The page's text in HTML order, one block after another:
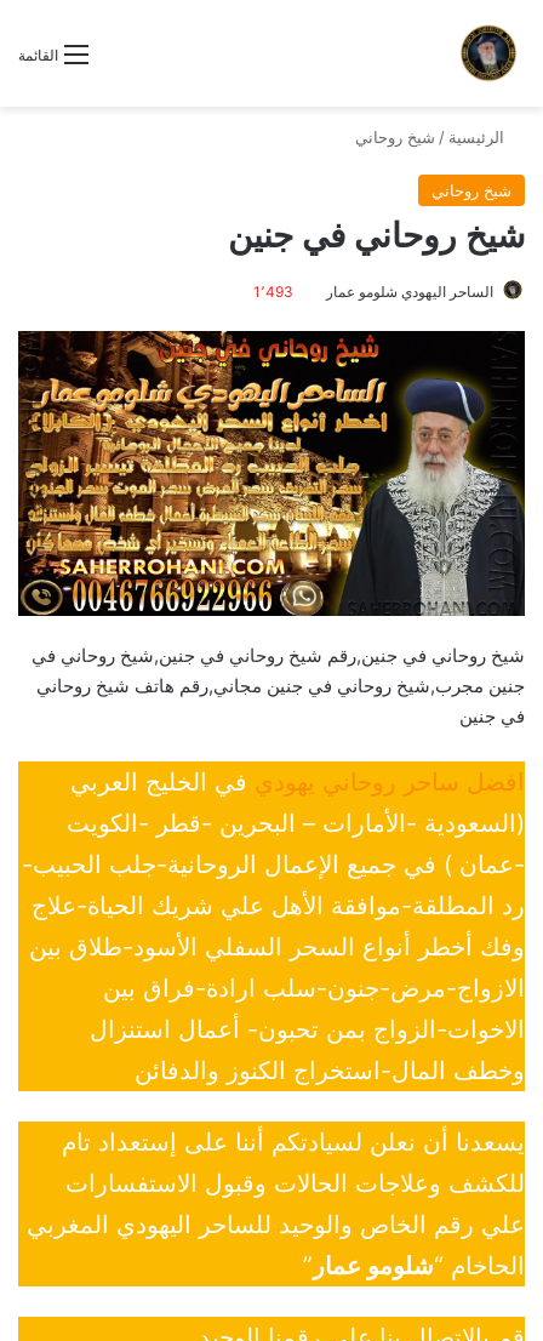
القائمة
الرئيسية / شيخ روحاني
شيخ روحاني
شيخ روحاني في جنين
الساحر اليهودي شلومو عمار 1٬493
شيخ روحاني في جنين,رقم شيخ روحاني في جنين,شيخ روحاني في
جنين مجرب,شيخ روحاني في جنين مجاني,رقم هاتف شيخ روحاني
في جنين
افضل ساحر روحاني يهودي في الخليج العربي
(السعودية -الأمارات – البحرين -قطر -الكويت
-عمان ) في جميع الإعمال الروحانية-جلب الحبيب-
رد المطلقة-موافقة الأهل علي شريك الحياة-علاج
وفك أخطر أنواع السحر السفلي الأسود-طلاق بين
الازواج-مرض-جنون-سلب ارادة-فراق بين
الاخوات-الزواج بمن تحبون- أعمال استنزال
وخطف المال-استخراج الكنوز والدفائن
يسعدنا أن نعلن لسيادتكم أننا على إستعداد تام
للكشف وعلاجات الحالات وقبول الاستفسارات
علي رقم الخاص والوحيد للساحر اليهودي المغربي
الحاخام “شلومو عمار ”